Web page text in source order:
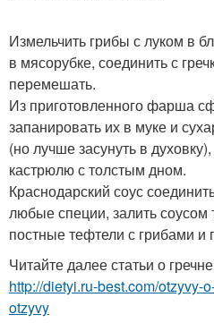
Измельчить грибы с луком в
в мясорубке, соединить с
перемешать.
Из приготовленного фарша
запанировать их в муке и
(но лучше засунуть в
кастрюлю с толстым дном.
Краснодарский соус
любые специи, залить соусом
постные тефтели с грибами и
Читайте далее статьи о
http://dietyi.ru-best.com/otzyvy-
otzyvy